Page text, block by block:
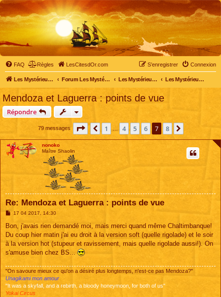
FAQ Règles LesCitesdOr.com Connexion
S’enregistrer
Les Mystérieuses Cités d'Or - LesCitesdOr.com Forum Les Mystérieuses Cités d'Or Les Mystérieuses Cités d'Or Les Mystérieuses Cités d'Or : saison 3 (2016)
Mendoza et Laguerra : points de vue
Répondre
79 messages Page sur
Précédente
1 4 5 6 7 8
nonoko
Maître Shaolin
Re: Mendoza et Laguerra : points de vue
M
s
a
g
17 04 2017, 14:30
Bon, j'avais rien demandé moi, mais merci quand même Chaltimbanque!
Du coup hier matin j'ai eu droit à la version soft (quelle rigolade) et le soir
à la version hot (stupeur et ravissement, mais quelle rigolade aussi!). On
s'amuse bien chez BS...
"On savoure mieux ce qu'on a désiré plus longtemps, n'est-ce pas Mendoza?"
Unagikami mon amour
"It was a skyfall, and a rebirth, a bloody honeymoon, for both of us"
Yokai Circus